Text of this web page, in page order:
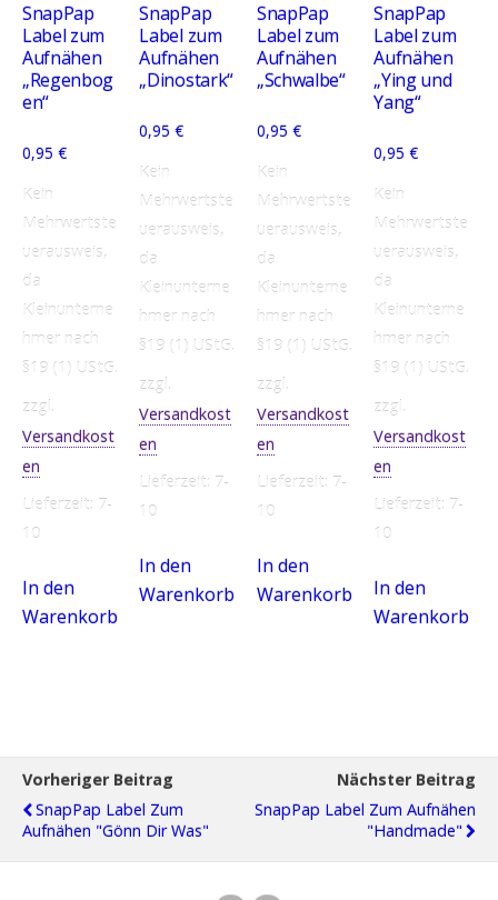
SnapPap
Label zum
Aufnähen
„Regenbog
en“
0,95 €
Kein
Mehrwertste
uerausweis,
da
Kleinunterne
hmer nach
§19 (1) UStG.
zzgl.
Versandkost
en
Lieferzeit: 7-
10
In den
Warenkorb
SnapPap
Label zum
Aufnähen
„Dinostark“
0,95€
Kein
Mehrwertste
uerausweis,
da
Kleinunterne
hmer nach
§19 (1) UStG.
zzgl.
Versandkost
en
Lieferzeit: 7-
10
In den
Warenkorb
SnapPap
Label zum
Aufnähen
„Schwalbe“
0,95 €
Kein
Mehrwertste
uerausweis,
da
Kleinunterne
hmer nach
§19 (1) UStG.
zzgl.
Versandkost
en
Lieferzeit: 7-
10
In den
Warenkorb
SnapPap
Label zum
Aufnähen
„Ying und
Yang“
0,95€
Kein
Mehrwertste
uerausweis,
da
Kleinunterne
hmer nach
§19 (1) UStG.
zzgl.
Versandkost
en
Lieferzeit: 7-
10
In den
Warenkorb
Vorheriger Beitrag
SnapPap Label Zum
Aufnähen "Gönn Dir Was"
Nächster Beitrag
SnapPap Label Zum Aufnähen
"Handmade"